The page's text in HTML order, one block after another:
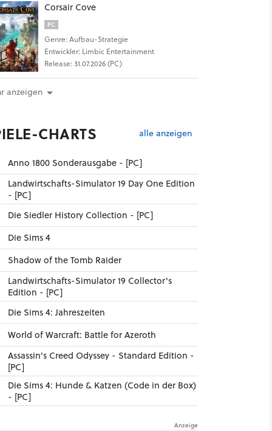
Corsair Cove
PC
Genre: Aufbau-Strategie
Entwickler: Limbic Entertainment
Release: 31.07.2026 (PC)
anzeigen
CHARTS alle anzeigen
Anno 1800 Sonderausgabe - [PC]
Landwirtschafts-Simulator 19 Day One Edition
- [PC]
Die Siedler History Collection - [PC]
Die Sims 4
Shadow of the Tomb Raider
Landwirtschafts-Simulator 19 Collector's
Edition - [PC]
Die Sims 4: Jahreszeiten
World of Warcraft: Battle for Azeroth
Assassin's Creed Odyssey - Standard Edition -
[PC]
Die Sims 4: Hunde & Katzen (Code in der Box)
- [PC]